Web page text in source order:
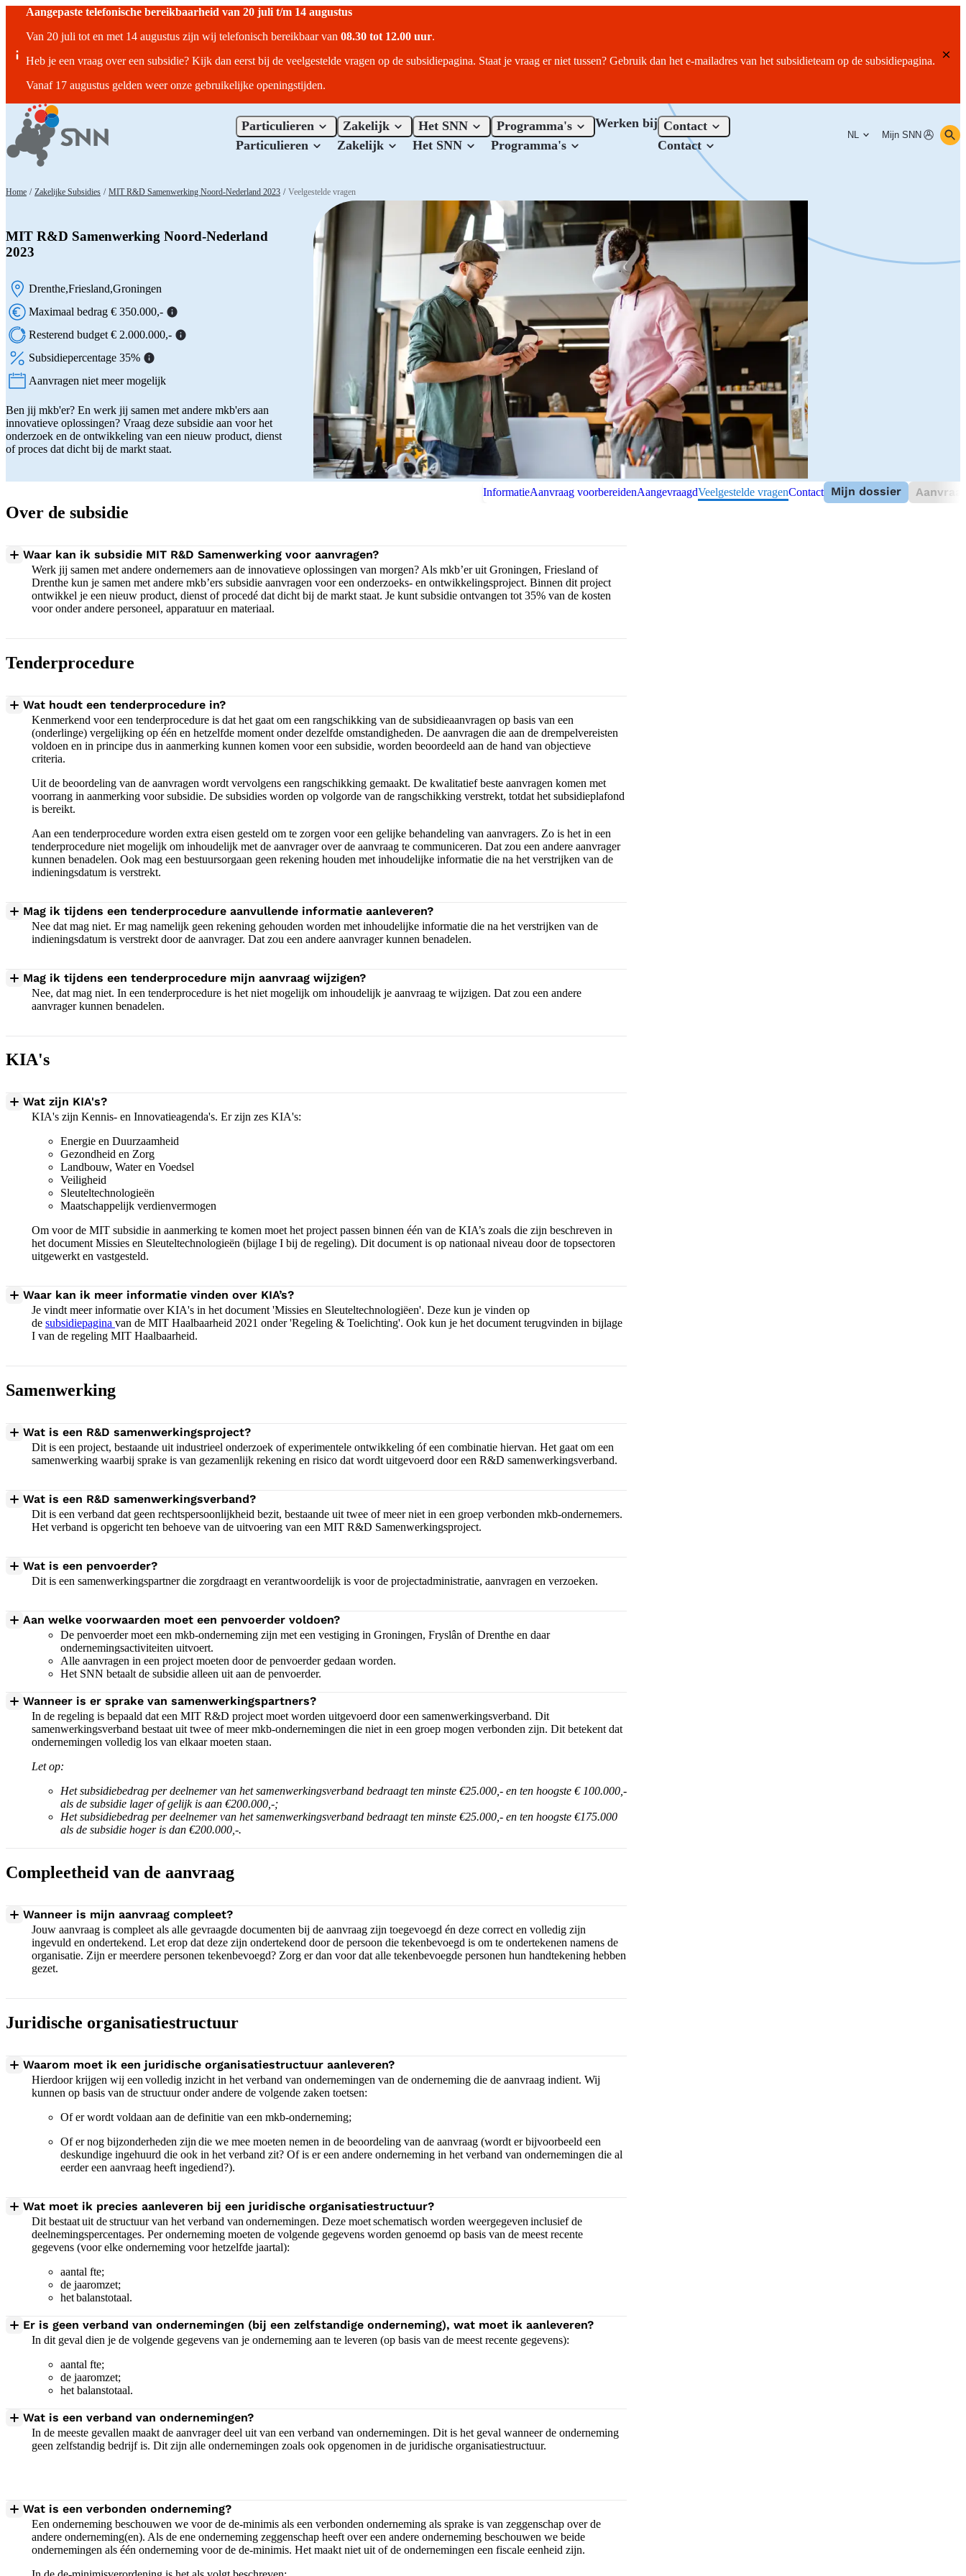
Aangepaste telefonische bereikbaarheid van 20 juli t/m 14 augustus
Van 20 juli tot en met 14 augustus zijn wij telefonisch bereikbaar van 08.30 tot 12.00 uur.
Heb je een vraag over een subsidie? Kijk dan eerst bij de veelgestelde vragen op de subsidiepagina. Staat je vraag er niet tussen? Gebruik dan het e-mailadres van het subsidieteam op de subsidiepagina.
Vanaf 17 augustus gelden weer onze gebruikelijke openingstijden.
Particulieren
Particulieren
Zakelijk
Zakelijk
Het SNN
Het SNN
Programma's
Programma's
Werken bij Contact
Contact
NL Mijn SNN
Home / Zakelijke Subsidies / MIT R&D Samenwerking Noord-Nederland 2023 / Veelgestelde vragen
MIT R&D Samenwerking Noord-Nederland
2023
Locatie:
Drenthe Friesland Groningen
Maximaal bedrag € 350.000,-
Resterend budget € 2.000.000,-
Subsidiepercentage 35%
Status:
Aanvragen niet meer mogelijk
Ben jij mkb'er? En werk jij samen met andere mkb'ers aan
innovatieve oplossingen? Vraag deze subsidie aan voor het
onderzoek en de ontwikkeling van een nieuw product, dienst
of proces dat dicht bij de markt staat.
InformatieAanvraag voorbereidenAangevraagdVeelgestelde vragenContact Mijn dossier
Over de subsidie
Waar kan ik subsidie MIT R&D Samenwerking voor aanvragen?
Werk jij samen met andere ondernemers aan de innovatieve oplossingen van morgen? Als mkb’er uit Groningen, Friesland of
Drenthe kun je samen met andere mkb’ers subsidie aanvragen voor een onderzoeks- en ontwikkelingsproject. Binnen dit project
ontwikkel je een nieuw product, dienst of procedé dat dicht bij de markt staat. Je kunt subsidie ontvangen tot 35% van de kosten
voor onder andere personeel, apparatuur en materiaal.
Tenderprocedure
Wat houdt een tenderprocedure in?
Kenmerkend voor een tenderprocedure is dat het gaat om een rangschikking van de subsidieaanvragen op basis van een
(onderlinge) vergelijking op één en hetzelfde moment onder dezelfde omstandigheden. De aanvragen die aan de drempelvereisten
voldoen en in principe dus in aanmerking kunnen komen voor een subsidie, worden beoordeeld aan de hand van objectieve
criteria.
Uit de beoordeling van de aanvragen wordt vervolgens een rangschikking gemaakt. De kwalitatief beste aanvragen komen met
voorrang in aanmerking voor subsidie. De subsidies worden op volgorde van de rangschikking verstrekt, totdat het subsidieplafond
is bereikt.
Aan een tenderprocedure worden extra eisen gesteld om te zorgen voor een gelijke behandeling van aanvragers. Zo is het in een
tenderprocedure niet mogelijk om inhoudelijk met de aanvrager over de aanvraag te communiceren. Dat zou een andere aanvrager
kunnen benadelen. Ook mag een bestuursorgaan geen rekening houden met inhoudelijke informatie die na het verstrijken van de
indieningsdatum is verstrekt.
Mag ik tijdens een tenderprocedure aanvullende informatie aanleveren?
Nee dat mag niet. Er mag namelijk geen rekening gehouden worden met inhoudelijke informatie die na het verstrijken van de
indieningsdatum is verstrekt door de aanvrager. Dat zou een andere aanvrager kunnen benadelen.
Mag ik tijdens een tenderprocedure mijn aanvraag wijzigen?
Nee, dat mag niet. In een tenderprocedure is het niet mogelijk om inhoudelijk je aanvraag te wijzigen. Dat zou een andere
aanvrager kunnen benadelen.
KIA's
Wat zijn KIA's?
KIA's zijn Kennis- en Innovatieagenda's. Er zijn zes KIA's:
Energie en Duurzaamheid
Gezondheid en Zorg
Landbouw, Water en Voedsel
Veiligheid
Sleuteltechnologieën
Maatschappelijk verdienvermogen
Om voor de MIT subsidie in aanmerking te komen moet het project passen binnen één van de KIA’s zoals die zijn beschreven in
het document Missies en Sleuteltechnologieën (bijlage I bij de regeling). Dit document is op nationaal niveau door de topsectoren
uitgewerkt en vastgesteld.
Waar kan ik meer informatie vinden over KIA’s?
Je vindt meer informatie over KIA's in het document 'Missies en Sleuteltechnologiëen'. Deze kun je vinden op
de subsidiepagina van de MIT Haalbaarheid 2021 onder 'Regeling & Toelichting'. Ook kun je het document terugvinden in bijlage
I van de regeling MIT Haalbaarheid.
Samenwerking
Wat is een R&D samenwerkingsproject?
Dit is een project, bestaande uit industrieel onderzoek of experimentele ontwikkeling óf een combinatie hiervan. Het gaat om een
samenwerking waarbij sprake is van gezamenlijk rekening en risico dat wordt uitgevoerd door een R&D samenwerkingsverband.
Wat is een R&D samenwerkingsverband?
Dit is een verband dat geen rechtspersoonlijkheid bezit, bestaande uit twee of meer niet in een groep verbonden mkb-ondernemers.
Het verband is opgericht ten behoeve van de uitvoering van een MIT R&D Samenwerkingsproject.
Wat is een penvoerder?
Dit is een samenwerkingspartner die zorgdraagt en verantwoordelijk is voor de projectadministratie, aanvragen en verzoeken.
Aan welke voorwaarden moet een penvoerder voldoen?
De penvoerder moet een mkb-onderneming zijn met een vestiging in Groningen, Fryslân of Drenthe en daar
ondernemingsactiviteiten uitvoert.
Alle aanvragen in een project moeten door de penvoerder gedaan worden.
Het SNN betaalt de subsidie alleen uit aan de penvoerder.
Wanneer is er sprake van samenwerkingspartners?
In de regeling is bepaald dat een MIT R&D project moet worden uitgevoerd door een samenwerkingsverband. Dit
samenwerkingsverband bestaat uit twee of meer mkb-ondernemingen die niet in een groep mogen verbonden zijn. Dit betekent dat
ondernemingen volledig los van elkaar moeten staan.
Let op:
Het subsidiebedrag per deelnemer van het samenwerkingsverband bedraagt ten minste €25.000,- en ten hoogste € 100.000,-
als de subsidie lager of gelijk is aan €200.000,-;
Het subsidiebedrag per deelnemer van het samenwerkingsverband bedraagt ten minste €25.000,- en ten hoogste €175.000
als de subsidie hoger is dan €200.000,-.
Compleetheid van de aanvraag
Wanneer is mijn aanvraag compleet?
Jouw aanvraag is compleet als alle gevraagde documenten bij de aanvraag zijn toegevoegd én deze correct en volledig zijn
ingevuld en ondertekend. Let erop dat deze zijn ondertekend door de persoon die tekenbevoegd is om te ondertekenen namens de
organisatie. Zijn er meerdere personen tekenbevoegd? Zorg er dan voor dat alle tekenbevoegde personen hun handtekening hebben
gezet.
Juridische organisatiestructuur
Waarom moet ik een juridische organisatiestructuur aanleveren?
Hierdoor krijgen wij een volledig inzicht in het verband van ondernemingen van de onderneming die de aanvraag indient. Wij
kunnen op basis van de structuur onder andere de volgende zaken toetsen:
Of er wordt voldaan aan de definitie van een mkb-onderneming;
Of er nog bijzonderheden zijn die we mee moeten nemen in de beoordeling van de aanvraag (wordt er bijvoorbeeld een
deskundige ingehuurd die ook in het verband zit? Of is er een andere onderneming in het verband van ondernemingen die al
eerder een aanvraag heeft ingediend?).
Wat moet ik precies aanleveren bij een juridische organisatiestructuur?
Dit bestaat uit de structuur van het verband van ondernemingen. Deze moet schematisch worden weergegeven inclusief de
deelnemingspercentages. Per onderneming moeten de volgende gegevens worden genoemd op basis van de meest recente
gegevens (voor elke onderneming voor hetzelfde jaartal):
aantal fte;
de jaaromzet;
het balanstotaal.
Er is geen verband van ondernemingen (bij een zelfstandige onderneming), wat moet ik aanleveren?
In dit geval dien je de volgende gegevens van je onderneming aan te leveren (op basis van de meest recente gegevens):
aantal fte;
de jaaromzet;
het balanstotaal.
Wat is een verband van ondernemingen?
In de meeste gevallen maakt de aanvrager deel uit van een verband van ondernemingen. Dit is het geval wanneer de onderneming
geen zelfstandig bedrijf is. Dit zijn alle ondernemingen zoals ook opgenomen in de juridische organisatiestructuur.
Wat is een verbonden onderneming?
Een onderneming beschouwen we voor de de-minimis als een verbonden onderneming als sprake is van zeggenschap over de
andere onderneming(en). Als de ene onderneming zeggenschap heeft over een andere onderneming beschouwen we beide
ondernemingen als één onderneming voor de de-minimis. Het maakt niet uit of de ondernemingen een fiscale eenheid zijn.